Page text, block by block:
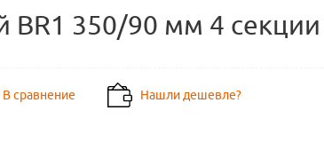
BR1 350/90 мм 4
В сравнение Нашли дешевле?